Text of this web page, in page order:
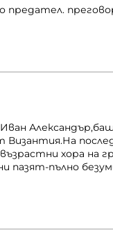
предател.
хора на
пазят-пълно